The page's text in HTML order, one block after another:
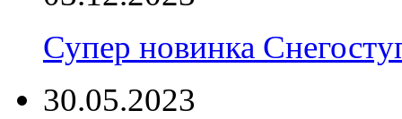
Супер новинка
30.05.2023